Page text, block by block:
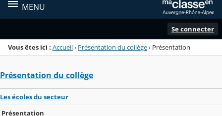
MENU
Se connecter
Vous êtes ici : Accueil› Présentation du collège› Présentation
Présentation du collège
Les écoles du secteur
Présentation